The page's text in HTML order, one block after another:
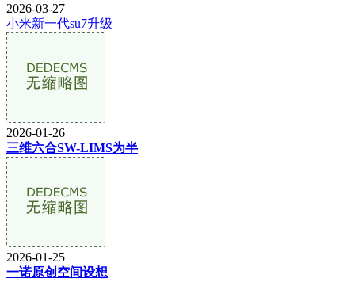
2026-03-27
小米新一代su7升级
2026-01-26
三维六合SW-LIMS为半
2026-01-25
一诺原创空间设想